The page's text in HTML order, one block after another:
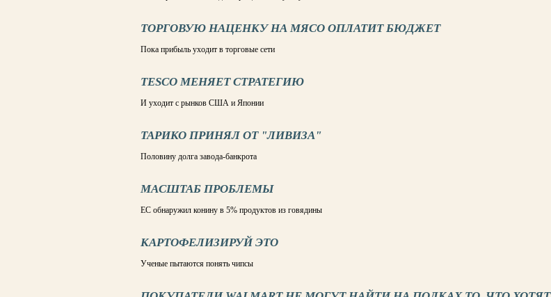
ТОРГОВУЮ НАЦЕНКУ НА МЯСО ОПЛАТИТ БЮДЖЕТ
Пока прибыль уходит в торговые сети
TESCO МЕНЯЕТ СТРАТЕГИЮ
И уходит с рынков США и Японии
ТАРИКО ПРИНЯЛ ОТ "ЛИВИЗА"
Половину долга завода-банкрота
МАСШТАБ ПРОБЛЕМЫ
ЕС обнаружил конину в 5% продуктов из говядины
КАРТОФЕЛИЗИРУЙ ЭТО
Ученые пытаются понять чипсы